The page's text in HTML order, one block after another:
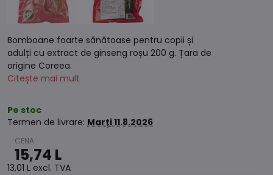
Bomboane foarte sănătoase pentru copii și
adulți cu extract de ginseng roșu 200 g. Țara de
origine Coreea.
Citește mai mult
Pe stoc
Termen de livrare: Marți11.8.2026
15,74 L
13,01 L excl. TVA